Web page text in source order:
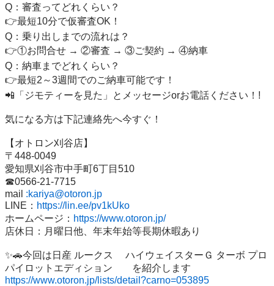
Q：審査ってどれくらい？
👉最短10分で仮審査OK！
Q：乗り出しまでの流れは？
👉①お問合せ → ②審査 → ③ご契約 → ④納車
Q：納車までどれくらい？
👉最短2～3週間でのご納車可能です！
📲「ジモティーを見た」とメッセージorお電話ください！!
気になる方は下記連絡先へ今すぐ！
【オトロン刈谷店】
〒448-0049
愛知県刈谷市中手町6丁目510
☎0566‐21‐7715
mail :kariya@otoron.jp
LINE： https://lin.ee/pv1kUko
ホームページ： https://www.otoron.jp/
店休日：月曜日他、年末年始等長期休暇あり
✨🚗今回は日産 ルークス 　ハイウェイスターＧ ターボ プロ
https://www.otoron.jp/lists/detail?carno=053895